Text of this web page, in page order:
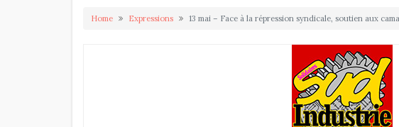
Home Expressions 13 mai – Face à la répression syndicale, soutien aux